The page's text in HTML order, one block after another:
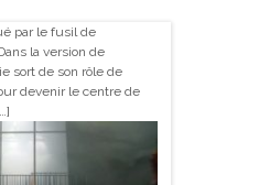
par le fusil de
la version de
sort de son rôle de
devenir le centre de